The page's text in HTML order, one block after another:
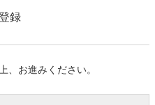
録
、お進みください。